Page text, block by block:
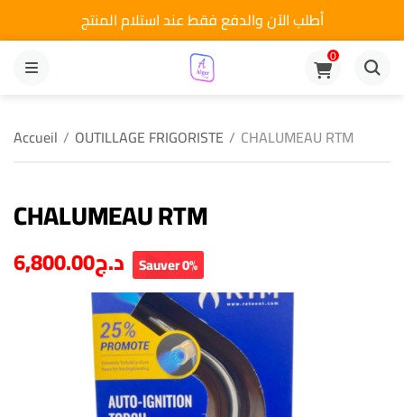
أطلب الآن والدفع فقط عند استلام المنتج
MENU
0
Accueil / OUTILLAGE FRIGORISTE / CHALUMEAU RTM
CHALUMEAU RTM
د.ج6,800.00 Sauver 0%